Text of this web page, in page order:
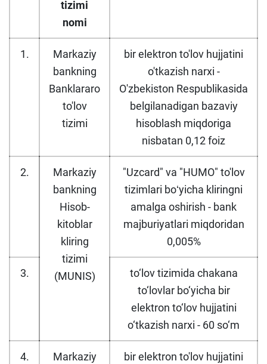
tizimi
nomi
1.
Markaziy
bankning
Banklararo
to'lov
tizimi
bir elektron to'lov hujjatini
o'tkazish narxi -
O'zbekiston Respublikasida
belgilanadigan bazaviy
hisoblash miqdoriga
nisbatan 0,12 foiz
2.
Markaziy
bankning
Hisob-
kitoblar
kliring
tizimi
(MUNIS)
"Uzсard" va "HUMO" to'lov
tizimlari boʻyicha kliringni
amalga oshirish - bank
majburiyatlari miqdoridan
0,005%
3.
to‘lov tizimida chakana
to‘lovlar bo‘yicha bir
elektron to‘lov hujjatini
o‘tkazish narxi - 60 so‘m
4.
Markaziy
bir elektron to'lov hujjatini